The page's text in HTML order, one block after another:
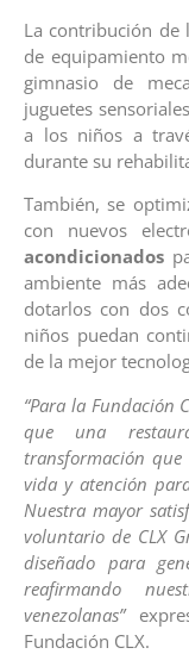
La contribución de
de equipamiento
gimnasio de
juguetes
a los niños a
durante su
También, se
con nuevos
acondicionados
ambiente más
dotarlos con dos
niños puedan
de la mejor
“Para la Fundación
que una
transformación
vida y atención
Nuestra mayor
voluntario de CLX
diseñado para
reafirmando
venezolanas”
Fundación CLX.